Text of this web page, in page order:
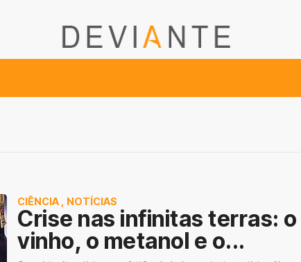
CIÊNCIA NOTÍCIAS
Crise nas infinitas terras: o
vinho, o metanol e o...